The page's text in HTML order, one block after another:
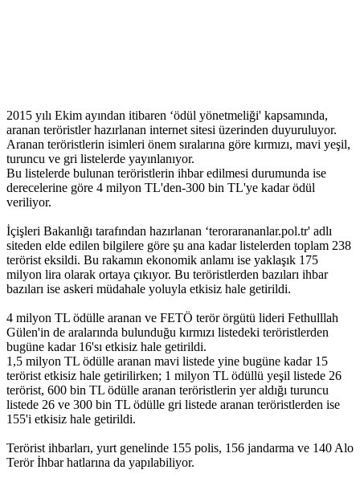
2015 yılı Ekim ayından itibaren ‘ödül yönetmeliği' kapsamında,
aranan teröristler hazırlanan internet sitesi üzerinden duyuruluyor.
Aranan teröristlerin isimleri önem sıralarına göre kırmızı, mavi yeşil,
turuncu ve gri listelerde yayınlanıyor.
Bu listelerde bulunan teröristlerin ihbar edilmesi durumunda ise
derecelerine göre 4 milyon TL'den-300 bin TL'ye kadar ödül
veriliyor.
İçişleri Bakanlığı tarafından hazırlanan ‘terorarananlar.pol.tr' adlı
siteden elde edilen bilgilere göre şu ana kadar listelerden toplam 238
terörist eksildi. Bu rakamın ekonomik anlamı ise yaklaşık 175
milyon lira olarak ortaya çıkıyor. Bu teröristlerden bazıları ihbar
bazıları ise askeri müdahale yoluyla etkisiz hale getirildi.
4 milyon TL ödülle aranan ve FETÖ terör örgütü lideri Fethulllah
Gülen'in de aralarında bulunduğu kırmızı listedeki teröristlerden
bugüne kadar 16'sı etkisiz hale getirildi.
1,5 milyon TL ödülle aranan mavi listede yine bugüne kadar 15
terörist etkisiz hale getirilirken; 1 milyon TL ödüllü yeşil listede 26
terörist, 600 bin TL ödülle aranan teröristlerin yer aldığı turuncu
listede 26 ve 300 bin TL ödülle gri listede aranan teröristlerden ise
155'i etkisiz hale getirildi.
Terörist ihbarları, yurt genelinde 155 polis, 156 jandarma ve 140 Alo
Terör İhbar hatlarına da yapılabiliyor.